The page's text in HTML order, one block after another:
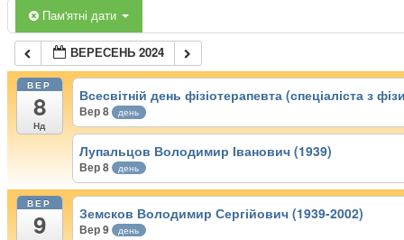
Пам'ятні дати
ВЕРЕСЕНЬ 2024
ВЕР
8
Нд
Всесвітній день фізіотерапевта (спеціаліста з
Вер 8 день
Лупальцов Володимир Іванович (1939)
Вер 8 день
ВЕР
9 Земсков Володимир Сергійович (1939-2002)
Вер 9 день